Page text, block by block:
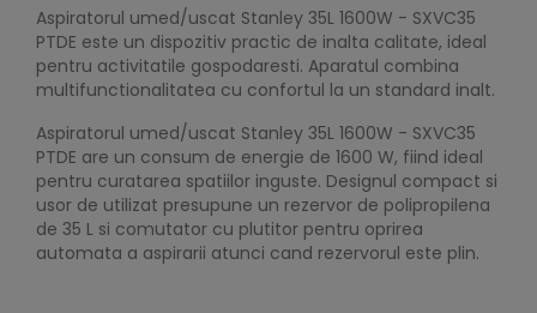
Aspiratorul umed/uscat Stanley 35L 1600W - SXVC35
PTDE este un dispozitiv practic de inalta calitate, ideal
pentru activitatile gospodaresti. Aparatul combina
multifunctionalitatea cu confortul la un standard inalt.
Aspiratorul umed/uscat Stanley 35L 1600W - SXVC35
PTDE are un consum de energie de 1600 W, fiind ideal
pentru curatarea spatiilor inguste. Designul compact si
usor de utilizat presupune un rezervor de polipropilena
de 35 L si comutator cu plutitor pentru oprirea
automata a aspirarii atunci cand rezervorul este plin.